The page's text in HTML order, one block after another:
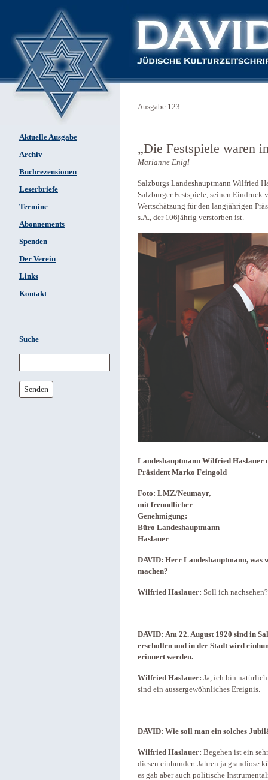
Aktuelle Ausgabe
Archiv
Buchrezensionen
Leserbriefe
Termine
Abonnements
Spenden
Der Verein
Links
Kontakt
Suche
Senden
Ausgabe 123
„Die Festspiele ­waren
Marianne Enigl
Salzburgs Landeshauptmann ­Wilfried
Salzburger Festspiele, seinen Eindruck
Wertschätzung für den lang­jährigen
s.A., der 106jährig verstorben ist.
Landeshauptmann Wilfried Haslauer
Präsident Marko Feingold
Foto: LMZ/Neumayr,
mit freundlicher
Genehmigung:
Büro Landeshauptmann
Haslauer
DAVID: Herr Landeshauptmann, was
machen?
Wilfried Haslauer: Soll ich
DAVID: Am 22. August 1920 sind in
erschollen und in der Stadt wird
erinnert werden.
Wilfried Haslauer: Ja, ich bin natürlich
sind ein aussergewöhnliches Ereignis.
DAVID: Wie soll man ein solches
Wilfried Haslauer: Begehen ist ein
diesen einhundert Jahren ja grandiose
es gab aber auch politische